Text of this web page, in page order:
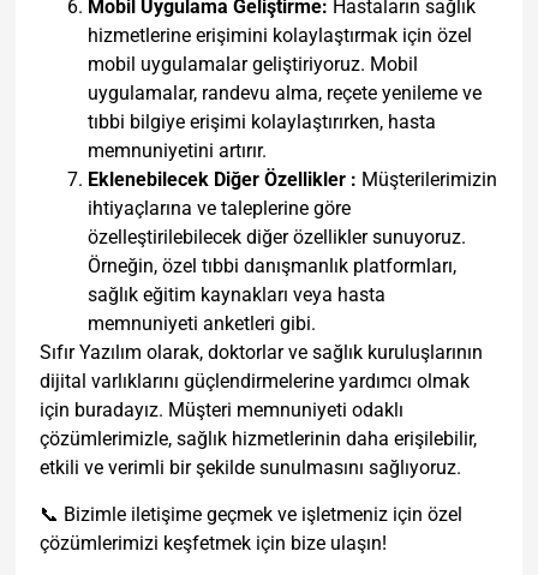
Mobil Uygulama Geliştirme: Hastaların sağlık
hizmetlerine erişimini kolaylaştırmak için özel
mobil uygulamalar geliştiriyoruz. Mobil
uygulamalar, randevu alma, reçete yenileme ve
tıbbi bilgiye erişimi kolaylaştırırken, hasta
memnuniyetini artırır.
Eklenebilecek Diğer Özellikler : Müşterilerimizin
ihtiyaçlarına ve taleplerine göre
özelleştirilebilecek diğer özellikler sunuyoruz.
Örneğin, özel tıbbi danışmanlık platformları,
sağlık eğitim kaynakları veya hasta
memnuniyeti anketleri gibi.
Sıfır Yazılım olarak, doktorlar ve sağlık kuruluşlarının
dijital varlıklarını güçlendirmelerine yardımcı olmak
için buradayız. Müşteri memnuniyeti odaklı
çözümlerimizle, sağlık hizmetlerinin daha erişilebilir,
etkili ve verimli bir şekilde sunulmasını sağlıyoruz.
📞 Bizimle iletişime geçmek ve işletmeniz için özel
çözümlerimizi keşfetmek için bize ulaşın!